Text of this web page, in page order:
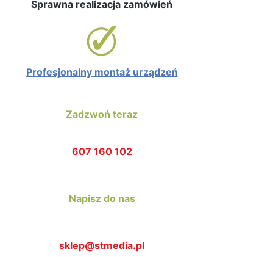
Sprawna realizacja zamówień
Profesjonalny montaż urządzeń
Zadzwoń teraz
607 160 102
Napisz do nas
sklep@stmedia.pl